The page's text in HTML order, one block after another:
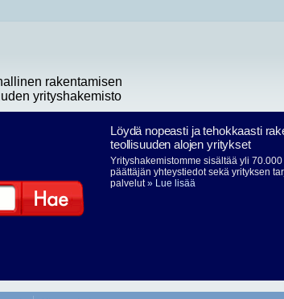
rakentamisen
yrityshakemisto
Löydä nopeasti ja tehokkaasti
teollisuuden alojen yritykset
Yrityshakemistomme sisältää yli
päättäjän yhteystiedot sekä yrityksen
palvelut» Lue lisää